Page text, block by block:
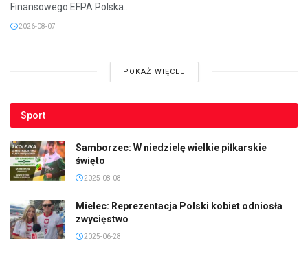
Finansowego EFPA Polska....
2026-08-07
POKAŻ WIĘCEJ
Sport
Samborzec: W niedzielę wielkie piłkarskie
święto
2025-08-08
Mielec: Reprezentacja Polski kobiet odniosła
zwycięstwo
2025-06-28